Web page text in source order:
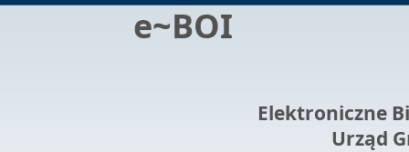
e~BOI
Elektroniczne
Urząd